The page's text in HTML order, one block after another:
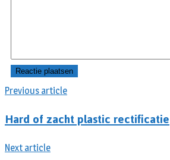
Previous article
Hard of zacht plastic rectificatie
Next article